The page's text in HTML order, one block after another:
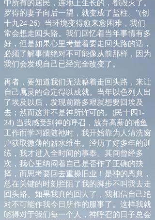
中所有的居民，连地上生长的，都毁灭了。
罗得的妻子向后一望，就变成了盐柱。 ”(创
十九24-26)
当环境变得愈来愈困难，我们
常会想走回头路。我们回忆着当年事情有多
好，但是如果心里考量着要走回头路的话，
必须了解事情绝对不可能像从前那样，因为
我们会发现自己已经完全改变了。
再者，要知道我们无法藉着走回头路，来让
自己属灵的命定得以成就。当年以色列人出
了埃及以后，发现前路多艰就想要回埃及
去；然而这并不是神所许可的。 (民十四1-
24) 当我感受到神的呼召，放弃高薪的捕鱼
工作而学习跟随祂时，我开始靠为人 清洗窗
户获取微薄的薪水维生。经历了好多年的训
练，我才进入全时间的事奉。其间曾经多
次，我心里纳闷着自己是否作了正确的抉
择，而思考要回去重操旧业！是神的恩典，
总在关键的时刻拦阻了我的脚步不叫我去走
回头路。如果我真的回去了，我相信自己绝
对不可能作我今日所作的服事了。这样我就
晓得对于我们每一个人，神呼召的日子总会